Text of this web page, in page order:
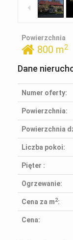
Powierzchnia
800 m2
Dane
Numer oferty:
Powierzchnia:
Powierzchnia
Liczba pokoi:
Pięter :
Ogrzewanie:
Cena za m2:
Cena: